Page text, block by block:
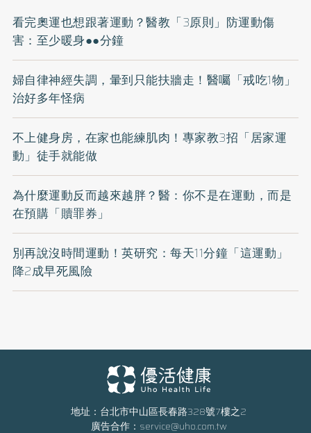
看完奧運也想跟著運動？醫教「3原則」防運動傷
害：至少暖身●●分鐘
婦自律神經失調，暈到只能扶牆走！醫囑「戒吃1物」
治好多年怪病
不上健身房，在家也能練肌肉！專家教3招「居家運
動」徒手就能做
為什麼運動反而越來越胖？醫：你不是在運動，而是
在預購「贖罪券」
別再說沒時間運動！英研究：每天11分鐘「這運動」
降2成早死風險
地址：台北市中山區長春路328號7樓之2
廣告合作： service@uho.com.tw